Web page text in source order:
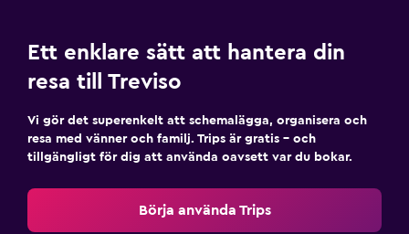
Ett enklare sätt att hantera din
resa till Treviso
Vi gör det superenkelt att schemalägga, organisera och
resa med vänner och familj. Trips är gratis – och
tillgängligt för dig att använda oavsett var du bokar.
Börja använda Trips